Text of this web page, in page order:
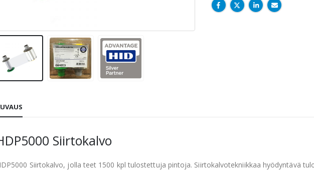
Siirtokalvo
Siirtokalvo, jolla teet 1500 kpl tulostettuja pintoja. Siirtokalvotekniikkaa hyödyntävä